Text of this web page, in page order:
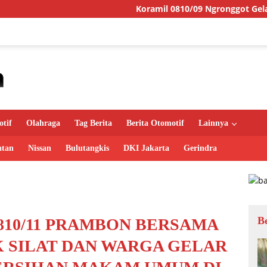
Koramil 0810/09 Ngronggot Gelar Jumat
Olahraga Tag Berita Berita Otomotif Lainnya
Nissan Bulutangkis DKI Jakarta Gerindra
11 PRAMBON BERSAMA
SILAT DAN WARGA GELAR